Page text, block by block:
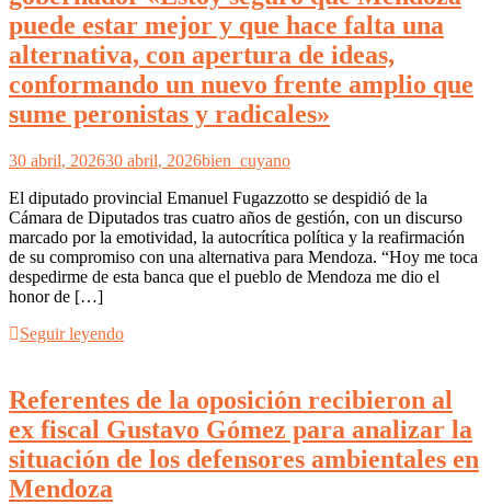
puede estar mejor y que hace falta una
alternativa, con apertura de ideas,
conformando un nuevo frente amplio que
sume peronistas y radicales»
30 abril, 202630 abril, 2026bien_cuyano
El diputado provincial Emanuel Fugazzotto se despidió de la
Cámara de Diputados tras cuatro años de gestión, con un discurso
marcado por la emotividad, la autocrítica política y la reafirmación
de su compromiso con una alternativa para Mendoza. “Hoy me toca
despedirme de esta banca que el pueblo de Mendoza me dio el
honor de […]
Seguir leyendo
Referentes de la oposición recibieron al
ex fiscal Gustavo Gómez para analizar la
situación de los defensores ambientales en
Mendoza